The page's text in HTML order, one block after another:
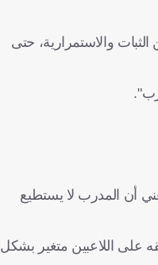
والاستمرارية، حتى
أن المدرب لا يستطيع
على اللاعبين متغير بشكل